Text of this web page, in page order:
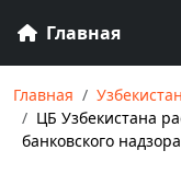
Главная
Главная
Узбекистан
ЦБ Узбекистана
банковского надзора